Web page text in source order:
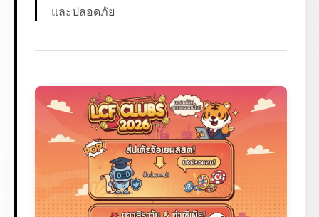
และปลอดภัย